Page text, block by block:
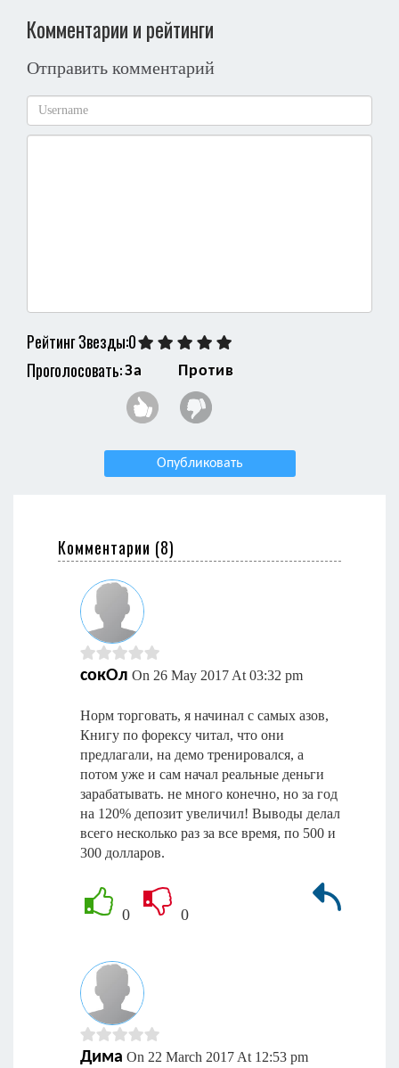
Комментарии и рейтинги
Отправить комментарий
Рейтинг Звезды:0
Проголосовать:За Против
Опубликовать
Комментарии (8)
сокОл On 26 May 2017 At 03:32 pm
Норм торговать, я начинал с самых азов,
Книгу по форексу читал, что они
предлагали, на демо тренировался, а
потом уже и сам начал реальные деньги
зарабатывать. не много конечно, но за год
на 120% депозит увеличил! Выводы делал
всего несколько раз за все время, по 500 и
300 долларов.
0 0
Дима On 22 March 2017 At 12:53 pm